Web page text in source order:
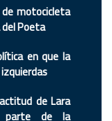
motocicleta
Poeta
en que la
de Lara
parte de la